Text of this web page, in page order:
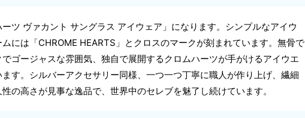
ツ ヴァカント サングラス アイウェア」になります。シンプルなアイウ
には「CHROME HEARTS」とクロスのマークが刻まれています。無骨で
ゴージャスな雰囲気、独自で展開するクロムハーツが手がけるアイウエ
す。シルバーアクセサリー同様、一つ一つ丁寧に職人が作り上げ、繊細
の高さが見事な逸品で、世界中のセレブを魅了し続けています。